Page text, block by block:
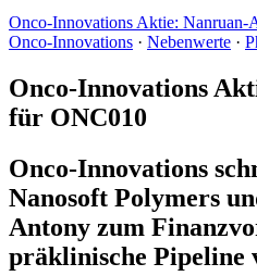
Onco-Innovations Aktie:
Onco-Innovations · Nebenwerte ·
Onco-Innovations
für ONC010
Onco-Innovations
Nanosoft Polymers
Antony zum
präklinische Pipeline